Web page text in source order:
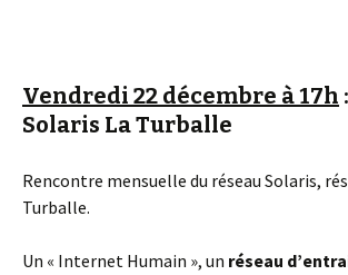
Vendredi 22 décembre à 17h
Solaris La Turballe
Rencontre mensuelle du réseau Solaris,
Turballe.
Un « Internet Humain », un réseau